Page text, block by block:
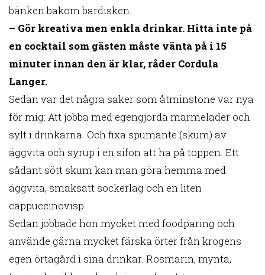
bänken bakom bardisken.
– Gör kreativa men enkla drinkar. Hitta inte på
en cocktail som gästen måste vänta på i 15
minuter innan den är klar, råder Cordula
Langer.
Sedan var det några saker som åtminstone var nya
för mig: Att jobba med egengjorda marmelader och
sylt i drinkarna. Och fixa spumante (skum) av
äggvita och syrup i en sifon att ha på toppen. Ett
sådant sött skum kan man göra hemma med
äggvita, smaksatt sockerlag och en liten
cappuccinovisp.
Sedan jobbade hon mycket med foodparing och
använde gärna mycket färska örter från krogens
egen örtagård i sina drinkar. Rosmarin, mynta,